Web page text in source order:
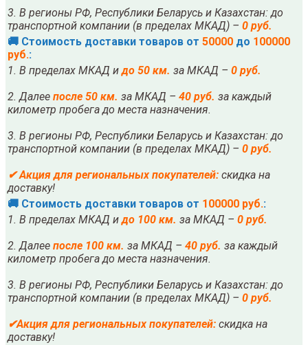
3. В регионы РФ, Республики Беларусь и Казахстан: до
транспортной компании (в пределах МКАД) – 0 руб.
🚚 Стоимость доставки товаров от 50000 до 100000
руб.:
1. В пределах МКАД идо 50 км. за МКАД – 0 руб.
2. Далее после 50 км. за МКАД – 40 руб. за каждый
километр пробега до места назначения.
3. В регионы РФ, Республики Беларусь и Казахстан: до
транспортной компании (в пределах МКАД) – 0 руб.
✔ Акция для региональных покупателей: скидка на
доставку!
🚚 Стоимость доставки товаров от 100000 руб.:
1. В пределах МКАД идо 100 км. за МКАД – 0 руб.
2. Далее после 100 км. за МКАД – 40 руб. за каждый
километр пробега до места назначения.
3. В регионы РФ, Республики Беларусь и Казахстан: до
транспортной компании (в пределах МКАД) – 0 руб.
✔Акция для региональных покупателей: скидка на
доставку!